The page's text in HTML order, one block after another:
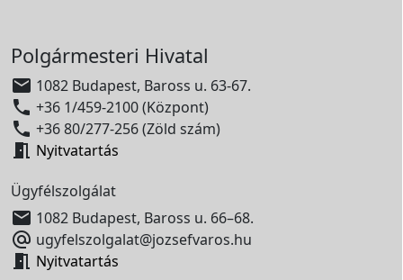
Polgármesteri Hivatal
 1082 Budapest, Baross u. 63-67.
 +36 1/459-2100 (Központ)
 +36 80/277-256 (Zöld szám)
 Nyitvatartás
Ügyfélszolgálat
 1082 Budapest, Baross u. 66–68.
 ugyfelszolgalat@jozsefvaros.hu
 Nyitvatartás